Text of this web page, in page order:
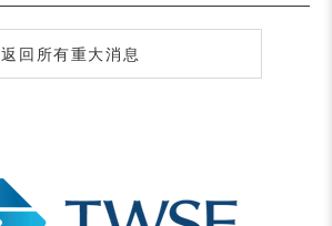
返回所有重大消息